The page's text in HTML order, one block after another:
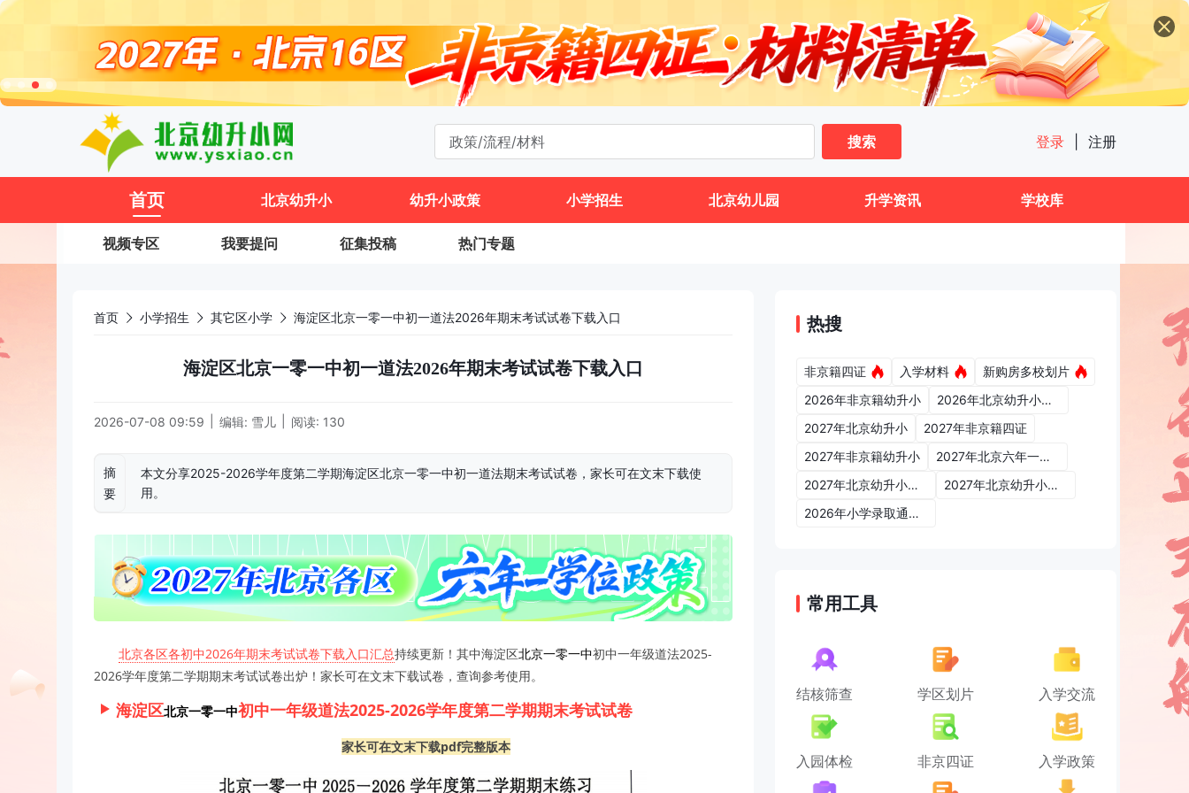
搜索
登录 注册
首页 北京幼升小 幼升小政策 小学招生 北京幼儿园 升学资讯 学校库
视频专区 我要提问 征集投稿 热门专题
首页 小学招生 其它区小学 海淀区北京一零一中初一道法2026年期末考试试卷下载入口
海淀区北京一零一中初一道法2026年期末考试试卷下载入口
2026-07-08 09:59 编辑: 雪儿 阅读: 130
摘
要
本文分享2025-2026学年度第二学期海淀区北京一零一中初一道法期末考试试卷，家长可在文末下载使
用。
北京各区各初中2026年期末考试试卷下载入口汇总持续更新！其中海淀区北京一零一中初中一年级道法2025-
2026学年度第二学期期末考试试卷出炉！家长可在文末下载试卷，查询参考使用。
海淀区北京一零一中初中一年级道法2025-2026学年度第二学期期末考试试卷
家长可在文末下载pdf完整版本
热搜
非京籍四证 入学材料
新购房多校划片
2026年非京籍幼升小
2026年北京幼升小入学政策
2027年北京幼升小
2027年非京籍四证
2027年非京籍幼升小
2027年北京六年一学位政策
2027年北京幼升小六年一学位政策
2027年北京幼升小入学政策
2026年小学录取通知书
常用工具
结核筛查 学区划片 入学交流
入园体检 非京四证 入学政策